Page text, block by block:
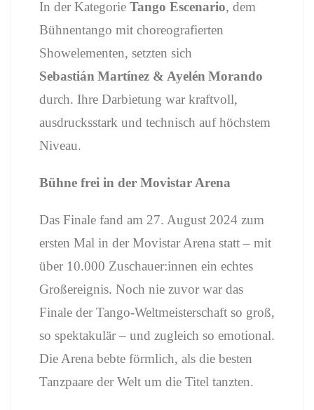
In der Kategorie Tango Escenario, dem
Bühnentango mit choreografierten
Showelementen, setzten sich
Sebastián Martínez & Ayelén Morando
durch. Ihre Darbietung war kraftvoll,
ausdrucksstark und technisch auf höchstem
Niveau.
Bühne frei in der Movistar Arena
Das Finale fand am 27. August 2024 zum
ersten Mal in der Movistar Arena statt – mit
über 10.000 Zuschauer:innen ein echtes
Großereignis. Noch nie zuvor war das
Finale der Tango-Weltmeisterschaft so groß,
so spektakulär – und zugleich so emotional.
Die Arena bebte förmlich, als die besten
Tanzpaare der Welt um die Titel tanzten.